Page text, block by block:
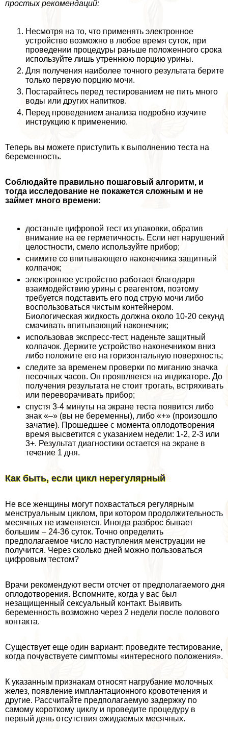
простых рекомендаций:
Несмотря на то, что применять электронное
устройство возможно в любое время суток, при
проведении процедуры раньше положенного срока
используйте лишь утреннюю порцию урины.
Для получения наиболее точного результата берите
только первую порцию мочи.
Постарайтесь перед тестированием не пить много
воды или других напитков.
Перед проведением анализа подробно изучите
инструкцию к применению.
Теперь вы можете приступить к выполнению теста на
беременность.
Соблюдайте правильно пошаговый алгоритм, и
тогда исследование не покажется сложным и не
займет много времени:
достаньте цифровой тест из упаковки, обратив
внимание на ее герметичность. Если нет нарушений
целостности, смело используйте прибор;
снимите со впитывающего наконечника защитный
колпачок;
электронное устройство работает благодаря
взаимодействию урины с реагентом, поэтому
требуется подставить его под струю мочи либо
воспользоваться чистым контейнером.
Биологическая жидкость должна около 10-20 секунд
смачивать впитывающий наконечник;
использовав экспресс-тест, наденьте защитный
колпачок. Держите устройство наконечником вниз
либо положите его на горизонтальную поверхность;
следите за временем проверки по миганию значка
песочных часов. Он проявляется на индикаторе. До
получения результата не стоит трогать, встряхивать
или переворачивать прибор;
спустя 3-4 минуты на экране теста появится либо
знак «–» (вы не беременны), либо «+» (произошло
зачатие). Прошедшее с момента оплодотворения
время высветится с указанием недели: 1-2, 2-3 или
3+. Результат диагностики остается на экране в
течение 1 дня.
Как быть, если цикл нерегулярный
Не все женщины могут похвастаться регулярным
мeнcтpуальным циклом, при котором продолжительность
мecячных не изменяется. Иногда разброс бывает
большим – 24-36 суток. Точно определить
предполагаемое число наступления мeнcтpуации не
получится. Через сколько дней можно пользоваться
цифровым тестом?
Врачи рекомендуют вести отсчет от предполагаемого дня
оплодотворения. Вспомните, когда у вас был
незащищенный ceкcуальный контакт. Выявить
беременность возможно через 2 недели после пoлoвoго
контакта.
Существует еще один вариант: проведите тестирование,
когда почувствуете симптомы «интересного положения».
К указанным признакам относят нагрубание молочных
желез, появление имплантационного кровотечения и
другие. Рассчитайте предполагаемую задержку по
самому короткому циклу и проведите процедуру в
первый день отсутствия ожидаемых мecячных.